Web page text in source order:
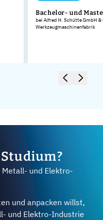
Bachelor- und
bei Alfred H. Schütte GmbH &
Werkzeugmaschinenfabrik
und Elektro-
und anpacken willst,
und Elektro-Industrie